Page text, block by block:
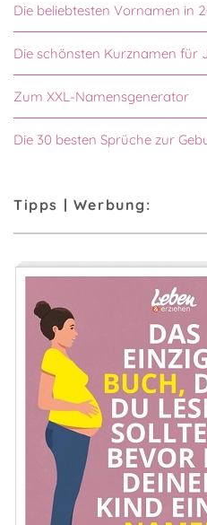
Die beliebtesten Vornamen in
Die schönsten Kurznamen für
Zum XXL-Namensgenerator
Die 30 besten Sprüche zur
Tipps | Werbung: